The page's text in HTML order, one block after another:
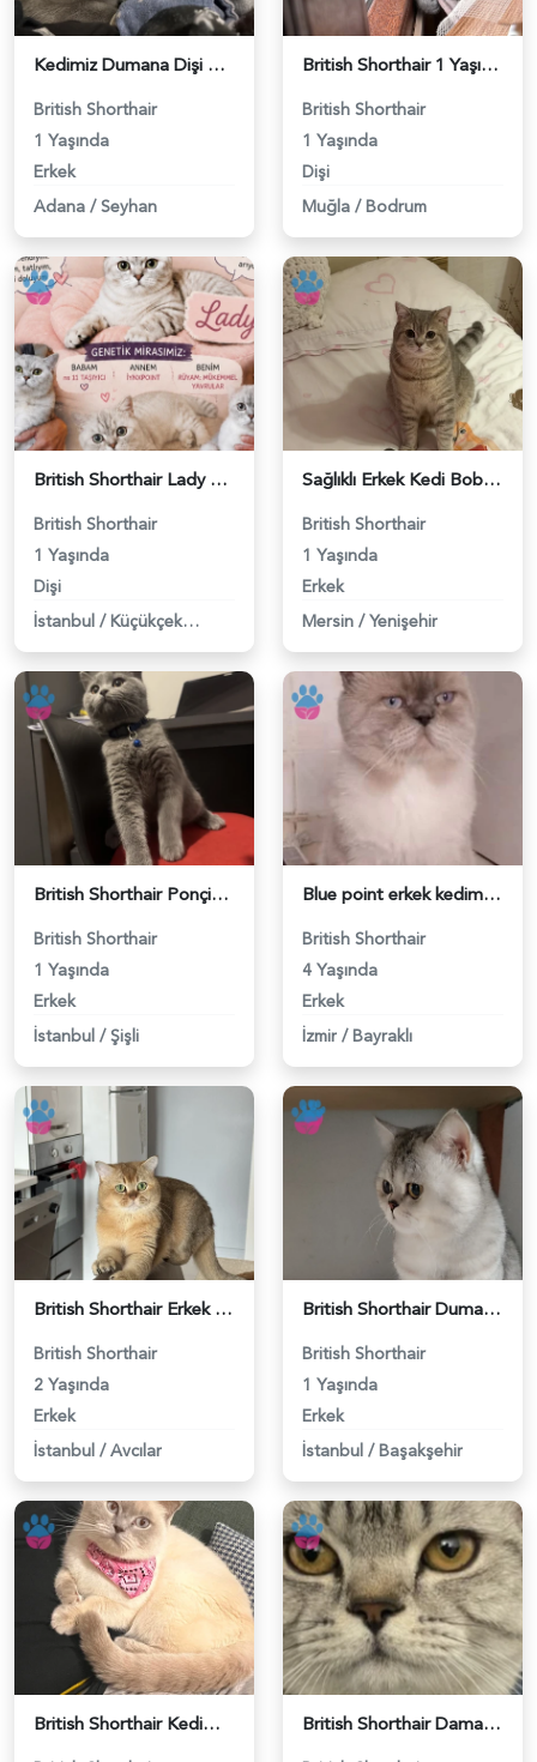
Kedimiz Dumana Dişi Eş arıyoruz - 118984658
British Shorthair
1 Yaşında
Erkek
Adana / Seyhan
British Shorthair 1 Yaşında Eş Arıyor - 118984662
British Shorthair
1 Yaşında
Dişi
Muğla / Bodrum
British Shorthair Lady kociş arıyor - 118984656
British Shorthair
1 Yaşında
Dişi
İstanbul / Küçükçekmece
Sağlıklı Erkek Kedi Bobi’ye Eş Aranıyor - 118984657
British Shorthair
1 Yaşında
Erkek
Mersin / Yenişehir
British Shorthair Ponçiğim Eş Arıyor - 118984654
British Shorthair
1 Yaşında
Erkek
İstanbul / Şişli
Blue point erkek kedimize dişi eş arıyoruz - 118984655
British Shorthair
4 Yaşında
Erkek
İzmir / Bayraklı
British Shorthair Erkek Kızgınlıkta - 118984651
British Shorthair
2 Yaşında
Erkek
İstanbul / Avcılar
British Shorthair Duma Eş Arıyorum - 118984650
British Shorthair
1 Yaşında
Erkek
İstanbul / Başakşehir
British Shorthair Kedime Eş Arıyorum - 118984649 British Shorthair Damadımıza Gelin Arıyoruz - 118984627